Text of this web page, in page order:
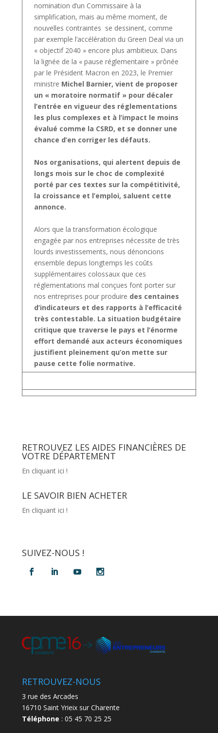
nomination d’un Commissaire à la
simplification, mais au même moment, de
nouvelles contraintes se dessinent, comme
par exemple l’accélération du Green Deal via un
« objectif 2040 » encore plus ambitieux. Dans
la lignée de la « pause réglementaire » prônée
par le Président Macron en 2023, le Premier
ministre Michel Barnier, vient de proposer
un « moratoire normatif » pour décaler
l’entrée en vigueur des réglementations
les plus complexes et à l’impact le moins
évalué comme la CSRD, et se donner une
chance d’en corriger les défauts.
Nos organisations, qui alertent depuis de
longs mois sur le choc de complexité
porté par ces textes sur la compétitivité,
la croissance et l’emploi, saluent cette
annonce.
Alors que la transformation écologique
engagée par nos entreprises nécessite de très
lourds investissements, nous dénoncions
ensemble depuis longtemps les coûts
supplémentaires colossaux que ces
réglementations mal conçues font porter sur
nos entreprises pour produire des centaines
d’indicateurs et des rapports à l’efficacité
très contestable. La situation budgétaire
critique que traverse le pays et l’énorme
effort demandé aux acteurs économiques
justifient pleinement qu’on mette sur
pause cette folie normative.
RETROUVEZ LES AIDES FINANCIÈRES DE
VOTRE DÉPARTEMENT
En cliquant ici !
LE SAVOIR BIEN ACHETER
En cliquant ici !
SUIVEZ-NOUS !
RETROUVEZ-NOUS
3 rue des Arcades
16710 Saint Yrieix sur Charente
Téléphone : 05 45 70 25 25